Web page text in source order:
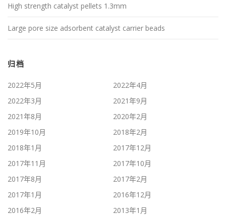
High strength catalyst pellets 1.3mm
Large pore size adsorbent catalyst carrier beads
归档
2022年5月
2022年4月
2022年3月
2021年9月
2021年8月
2020年2月
2019年10月
2018年2月
2018年1月
2017年12月
2017年11月
2017年10月
2017年8月
2017年2月
2017年1月
2016年12月
2016年2月
2013年1月